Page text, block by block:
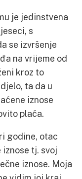
je jedinstvena
s
se izvršenje
na vrijeme od
kroz to
ta da u
iznose
plaća.
godine, otac
tj. svoj
iznose. Moja